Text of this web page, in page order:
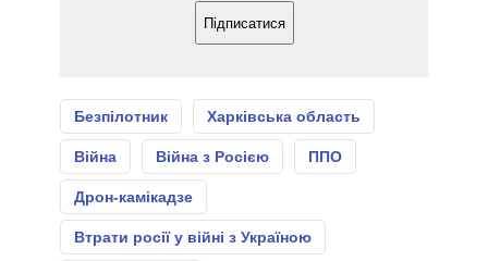
Підписатися
Безпілотник Харківська область
Війна Війна з Росією ППО
Дрон-камікадзе
Втрати росії у війні з Україною